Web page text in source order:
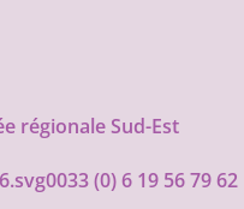
régionale Sud-Est
0033 (0) 6 19 56 79 62